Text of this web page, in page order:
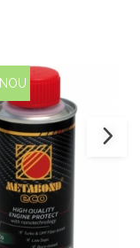
NOU